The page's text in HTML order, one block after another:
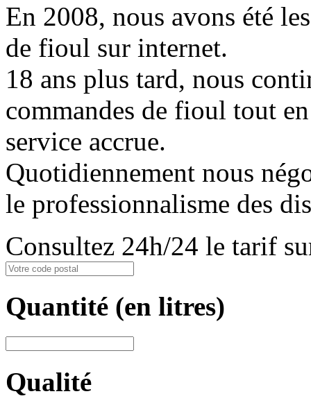
En 2008, nous avons été
de fioul sur internet.
18 ans plus tard, nous
commandes de fioul tout
service accrue.
Quotidiennement nous
le professionnalisme des
Consultez 24h/24 le tarif
Quantité (en litres)
Qualité